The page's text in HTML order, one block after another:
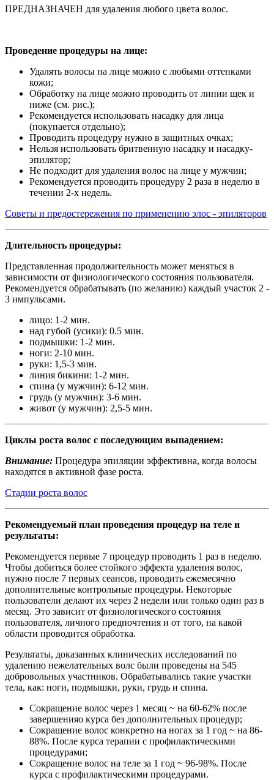
ПРЕДНАЗНАЧЕН для удаления любого цвета волос.
Проведение процедуры на лице:
Удалять волосы на лице можно с любыми оттенками
кожи;
Обработку на лице можно проводить от линии щек и
ниже (см. рис.);
Рекомендуется использовать насадку для лица
(покупается отдельно);
Проводить процедуру нужно в защитных очках;
Нельзя использовать бритвенную насадку и насадку-
эпилятор;
Не подходит для удаления волос на лице у мужчин;
Рекомендуется проводить процедуру 2 раза в неделю в
течении 2-х недель.
Советы и предостережения по применению элос - эпиляторов
Длительность процедуры:
Представленная продолжительность может меняться в
зависимости от физиологического состояния пользователя.
Рекомендуется обрабатывать (по желанию) каждый участок 2 -
3 импульсами.
лицо: 1-2 мин.
над губой (усики): 0.5 мин.
подмышки: 1-2 мин.
ноги: 2-10 мин.
руки: 1,5-3 мин.
линия бикини: 1-2 мин.
спина (у мужчин): 6-12 мин.
грудь (у мужчин): 3-6 мин.
живот (у мужчин): 2,5-5 мин.
Циклы роста волос с последующим выпадением:
Внимание: Процедура эпиляции эффективна, когда волосы
находятся в активной фазе роста.
Стадии роста волос
Рекомендуемый план проведения процедур на теле и
результаты:
Рекомендуется первые 7 процедур проводить 1 раз в неделю.
Чтобы добиться более стойкого эффекта удаления волос,
нужно после 7 первых сеансов, проводить ежемесячно
дополнительные контрольные процедуры. Некоторые
пользователи делают их через 2 недели или только один раз в
месяц. Это зависит от физиологического состояния
пользователя, личного предпочтения и от того, на какой
области проводится обработка.
Результаты, доказанных клинических исследований по
удалению нежелательных волс были проведены на 545
добровольных участников. Обрабатывались такие участки
тела, как: ноги, подмышки, руки, грудь и спина.
Сокращение волос через 1 месяц ~ на 60-62% после
завершенияо курса без дополнительных процедур;
Cокращение волос конкретно на ногах за 1 год ~ на 86-
88%. После курса терапии с профилактическими
процедурами;
Сокращение волос на теле за 1 год ~ 96-98%. После
курса с профилактическими процедурами.